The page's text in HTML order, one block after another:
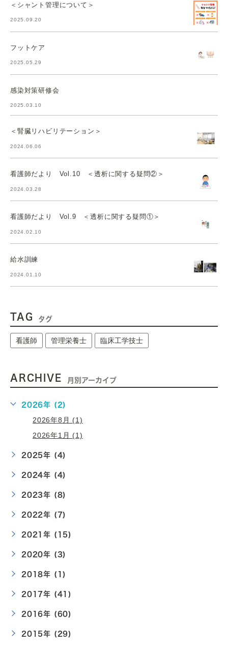
＜シャント管理について＞
2025.09.20
フットケア
2025.05.29
感染対策研修会
2025.03.10
＜腎臓リハビリテーション＞
2024.06.06
看護師だより Vol.10 ＜透析に関する疑問②＞
2024.03.28
看護師だより Vol.9 ＜透析に関する疑問①＞
2024.02.10
給水訓練
2024.01.10
TAG タグ
看護師 管理栄養士 臨床工学技士
ARCHIVE 月別アーカイブ
2026年 (2)
2026年8月 (1)
2026年1月 (1)
2025年 (4)
2024年 (4)
2023年 (8)
2022年 (7)
2021年 (15)
2020年 (3)
2018年 (1)
2017年 (41)
2016年 (60)
2015年 (29)